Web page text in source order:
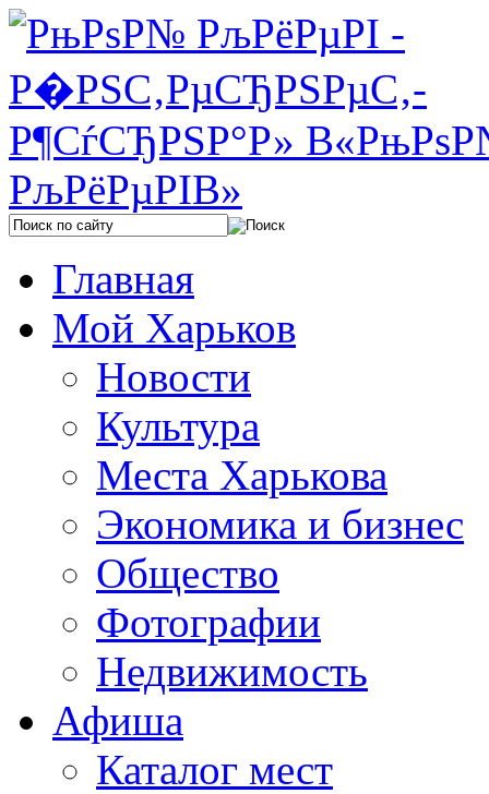
Главная
Мой Харьков
Новости
Культура
Места Харькова
Экономика и бизнес
Общество
Фотографии
Недвижимость
Афиша
Каталог мест